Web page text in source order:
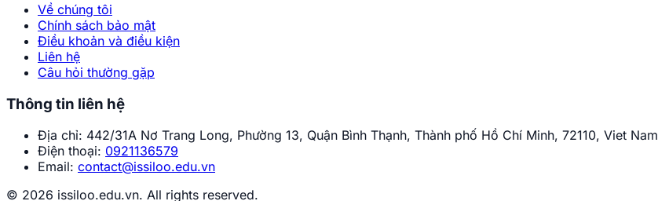
Về chúng tôi
Chính sách bảo mật
Điều khoản và điều kiện
Liên hệ
Câu hỏi thường gặp
Thông tin liên hệ
Địa chỉ: 442/31A Nơ Trang Long, Phường 13, Quận Bình Thạnh, Thành phố Hồ Chí Minh, 72110, Viet Nam
Điện thoại: 0921136579
Email: contact@issiloo.edu.vn
© 2026 issiloo.edu.vn. All rights reserved.